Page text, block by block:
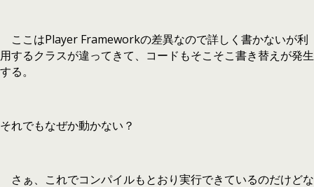
ここはPlayer Frameworkの差異なので詳しく書かないが利
用するクラスが違ってきて、コードもそこそこ書き替えが発生
する。
それでもなぜか動かない？
さぁ、これでコンパイルもとおり実行できているのだけどな